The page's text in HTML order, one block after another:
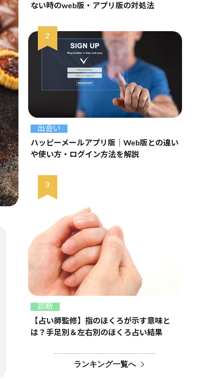
ない時のweb版・アプリ版の対処法
出会い
ハッピーメールアプリ版｜Web版との違い
や使い方・ログイン方法を解説
診断
【占い師監修】指のほくろが示す意味と
は？手足別＆左右別のほくろ占い結果
ランキング一覧へ